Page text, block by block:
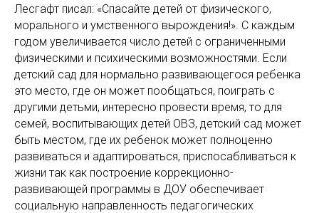
Лесгафт писал: «Спасайте детей от физического,
морального и умственного вырождения!». С каждым
годом увеличивается число детей с ограниченными
физическими и психическими возможностями. Если
детский сад для нормально развивающегося ребенка
это место, где он может пообщаться, поиграть с
другими детьми, интересно провести время, то для
семей, воспитывающих детей ОВЗ, детский сад может
быть местом, где их ребенок может полноценно
развиваться и адаптироваться, приспосабливаться к
жизни так как построение коррекционно-
развивающей программы в ДОУ обеспечивает
социальную направленность педагогических